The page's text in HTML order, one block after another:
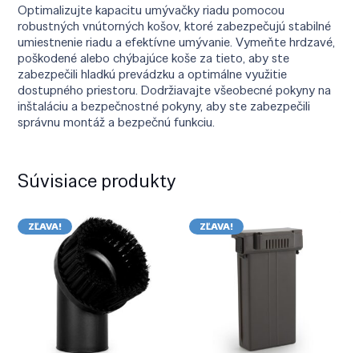
Optimalizujte kapacitu umývačky riadu pomocou
robustných vnútorných košov, ktoré zabezpečujú stabilné
umiestnenie riadu a efektívne umývanie. Vymeňte hrdzavé,
poškodené alebo chýbajúce koše za tieto, aby ste
zabezpečili hladkú prevádzku a optimálne využitie
dostupného priestoru. Dodržiavajte všeobecné pokyny na
inštaláciu a bezpečnostné pokyny, aby ste zabezpečili
správnu montáž a bezpečnú funkciu.
Súvisiace produkty
ZĽAVA! ZĽAVA!